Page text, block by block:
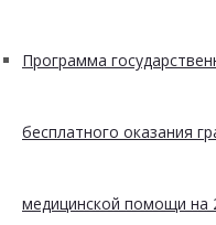
Программа
бесплатного оказания
медицинской помощи на